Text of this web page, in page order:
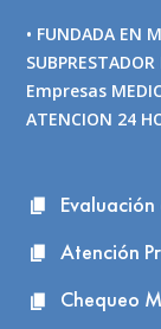
• FUNDADA EN
Empresas
ATENCION 24
Evaluación
Atención
Chequeo